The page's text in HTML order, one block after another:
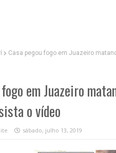
Casa pegou fogo em Juazeiro
em Juazeiro
o vídeo
sábado, julho 13, 2019